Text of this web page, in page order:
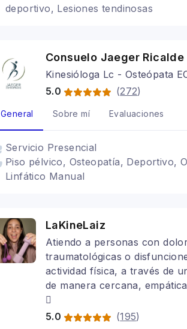
deportivo, Lesiones tendinosas
Consuelo Jaeger Ricalde
Kinesióloga Lc - Osteópata
5.0
(272)
General Sobre mí Evaluaciones
Servicio Presencial
Piso pélvico, Osteopatía, Deportivo,
Linfático Manual
LaKineLaiz
Atiendo a personas con
traumatológicas o
actividad física, a través de
de manera cercana,
💖
5.0
(195)